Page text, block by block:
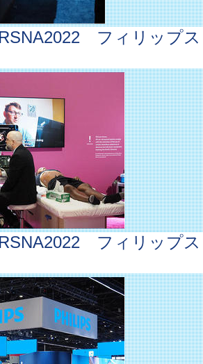
RSNA2022 フィリップ
RSNA2022 フィリップ